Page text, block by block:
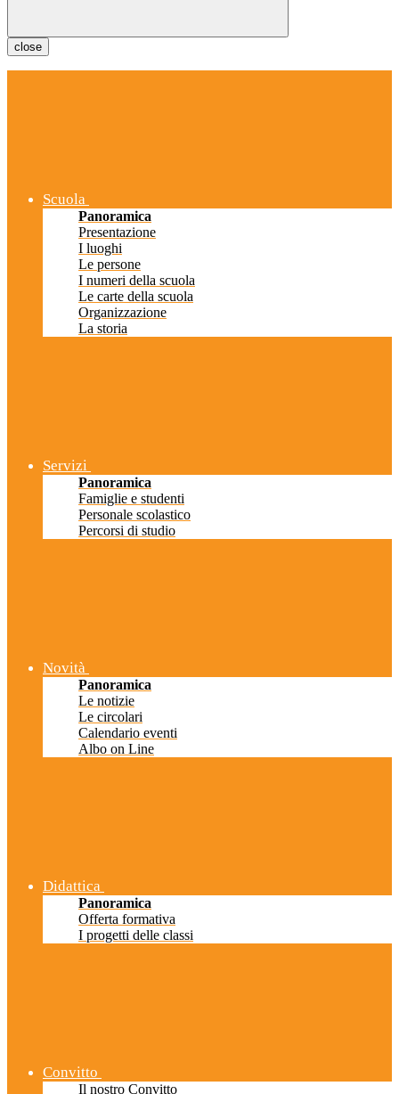
close
Scuola
Panoramica
Presentazione
I luoghi
Le persone
I numeri della scuola
Le carte della scuola
Organizzazione
La storia
Servizi
Panoramica
Famiglie e studenti
Personale scolastico
Percorsi di studio
Novità
Panoramica
Le notizie
Le circolari
Calendario eventi
Albo on Line
Didattica
Panoramica
Offerta formativa
I progetti delle classi
Convitto
Il nostro Convitto